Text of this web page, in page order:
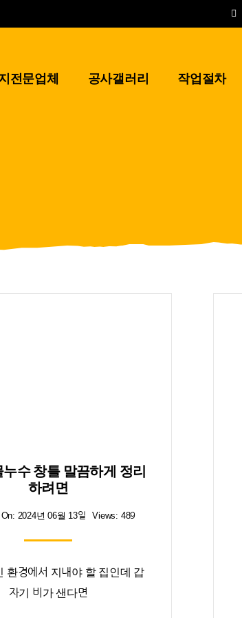
전문업체 공사갤러리 작업절차
수 창틀 말끔하게 정리
하려면
2024년 06월 13일 Views: 489
환경에서 지내야 할 집인데 갑
자기 비가 샌다면